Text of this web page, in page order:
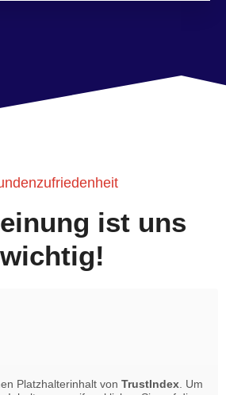
ist uns
wichtig!
Platzhalterinhalt von TrustIndex . Um